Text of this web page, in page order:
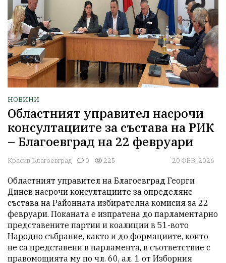
НОВИНИ
Областният управител насрочи
консултациите за състава на РИК
– Благоевград на 22 февруари
Красив Благоевград 0 225 20 ФЕВ, 2026
Областният управител на Благоевград Георги
Динев насрочи консултациите за определяне
състава на Районната избирателна комисия за 22
февруари. Поканата е изпратена до парламентарно
представените партии и коалиции в 51-вото
Народно събрание, както и до формациите, които
не са представени в парламента, в съответствие с
правомощията му по чл. 60, ал. 1 от Изборния